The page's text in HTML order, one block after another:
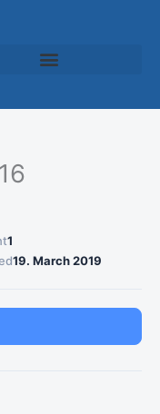
1
19. March 2019